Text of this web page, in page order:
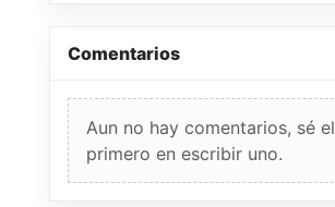
Comentarios
Aun no hay comentarios, sé el
primero en escribir uno.